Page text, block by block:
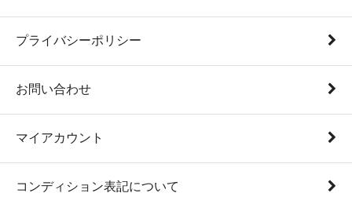
プライバシーポリシー
お問い合わせ
マイアカウント
コンディション表記について